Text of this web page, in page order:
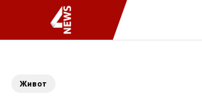
Живот